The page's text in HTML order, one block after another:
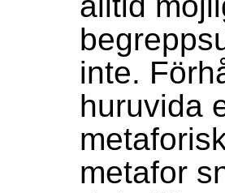
inte.
huruvida
metafor